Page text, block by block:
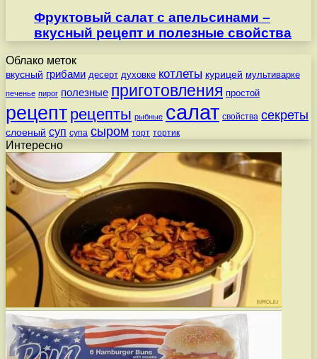
Фруктовый салат с апельсинами –
вкусный рецепт и полезные свойства
Облако меток
вкусный грибами десерт духовке котлеты курицей мультиварке
печенье пирог полезные приготовления простой
рецепт рецепты рыбные салат свойства секреты
слоеный суп супа сыром торт тортик
Интересно